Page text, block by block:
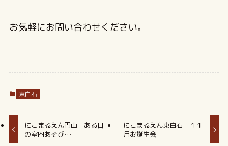
お気軽にお問い合わせください。
東白石
にこまるえん円山 ある日
の室内あそび…
にこまるえん東白石 １１
月お誕生会